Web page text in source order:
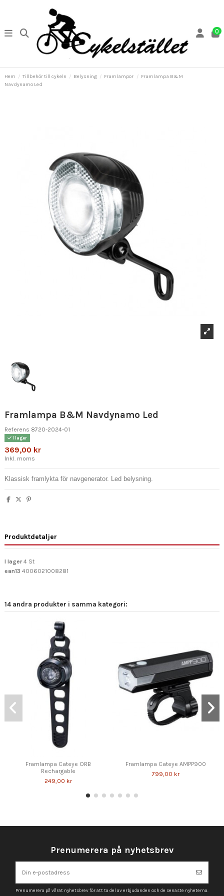
0
Hem Tillbehör till cykeln Belysning Framlampor
Framlampa B&M
Navdynamo Led
Framlampa B&M Navdynamo Led
Referens 8720-2024-01
I lager
369,00 kr
Inkl. moms
Klassisk framlykta för navgenerator. Led belysning.
Produktdetaljer
I lager 4 St
ean13 4006021008281
14 andra produkter i samma kategori:
Framlampa Cateye ORB
Rechargable
249,00 kr
Framlampa Cateye AMPP900
799,00 kr
Prenumerera på nyhetsbrev
Prenumerera på vårat nyhetsbrev för att ta del av erbjudanden och de senaste nyheterna.